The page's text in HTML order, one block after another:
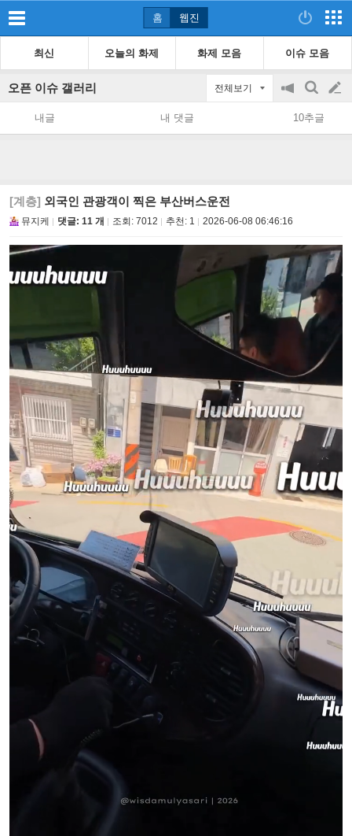
홈 웹진
최신 오늘의 화제 화제 모음 이슈 모음
오픈 이슈 갤러리 전체보기
공
지
on/off
검
색
글
쓰
내글 내 댓글 10추글
[계층] 외국인 관광객이 찍은 부산버스운전
뮤지케 댓글: 11 개 조회: 7012 추천: 1 2026-06-08 06:46:16